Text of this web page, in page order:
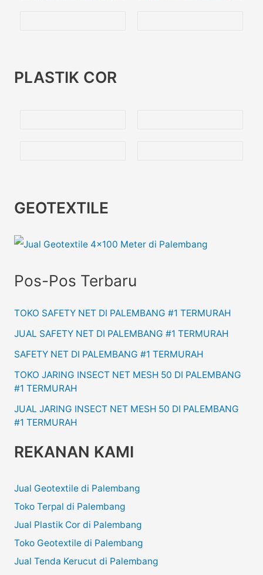
PLASTIK COR
GEOTEXTILE
Pos-Pos Terbaru
TOKO SAFETY NET DI PALEMBANG #1 TERMURAH
JUAL SAFETY NET DI PALEMBANG #1 TERMURAH
SAFETY NET DI PALEMBANG #1 TERMURAH
TOKO JARING INSECT NET MESH 50 DI PALEMBANG
#1 TERMURAH
JUAL JARING INSECT NET MESH 50 DI PALEMBANG
#1 TERMURAH
REKANAN KAMI
Jual Geotextile di Palembang
Toko Terpal di Palembang
Jual Plastik Cor di Palembang
Toko Geotextile di Palembang
Jual Tenda Kerucut di Palembang